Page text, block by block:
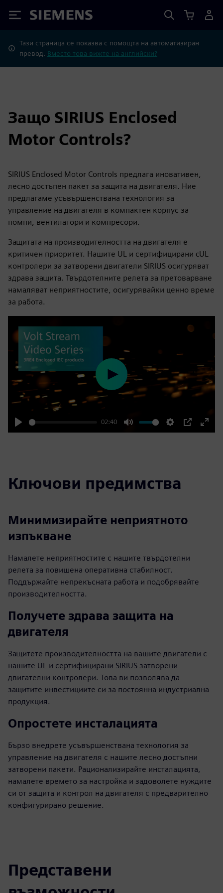
Siemens
Тази страница се показва с помощта на автоматизиран
превод. Вместо това вижте на английски?
Защо SIRIUS Enclosed
Motor Controls?
SIRIUS Enclosed Motor Controls предлага иновативен,
лесно достъпен пакет за защита на двигателя. Ние
предлагаме усъвършенствана технология за
управление на двигателя в компактен корпус за
помпи, вентилатори и компресори.
Защитата на производителността на двигателя е
критичен приоритет. Нашите UL и сертифицирани cUL
контролери за затворени двигатели SIRIUS осигуряват
здрава защита. Твърдотелните релета за претоварване
намаляват неприятностите, осигурявайки ценно време
за работа.
Play
02:40
Mute Settings
PIP
Enter
Play
Ключови предимства
Минимизирайте неприятното
изпъкване
Намалете неприятностите с нашите твърдотелни
релета за повишена оперативна стабилност.
Поддържайте непрекъсната работа и подобрявайте
производителността.
Получете здрава защита на
двигателя
Защитете производителността на вашите двигатели с
нашите UL и сертифицирани SIRIUS затворени
двигателни контролери. Това ви позволява да
защитите инвестициите си за постоянна индустриална
продукция.
Опростете инсталацията
Бързо внедрете усъвършенствана технология за
управление на двигателя с нашите лесно достъпни
затворени пакети. Рационализирайте инсталацията,
намалете времето за настройка и задоволете нуждите
си от защита и контрол на двигателя с предварително
конфигурирано решение.
Представени